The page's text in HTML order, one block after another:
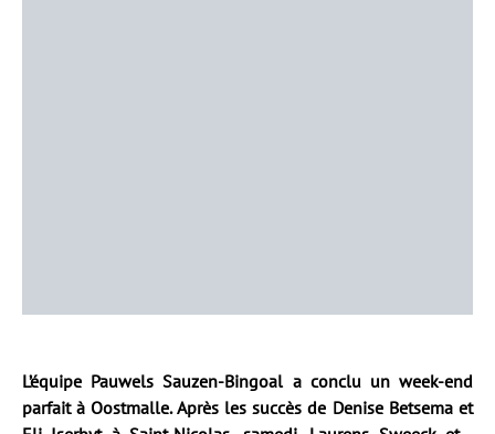
L’équipe Pauwels Sauzen-Bingoal a conclu un week-end
parfait à Oostmalle. Après les succès de Denise Betsema et